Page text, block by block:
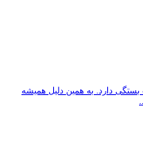
بستگی دارد. به همین دلیل همیشه